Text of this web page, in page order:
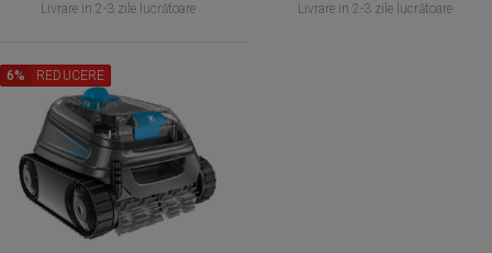
Livrare in 2-3 zile lucrătoare
Livrare in 2-3 zile lucrătoare
6% REDUCERE